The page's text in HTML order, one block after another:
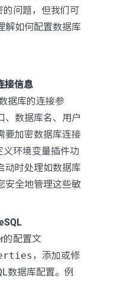
的问题，但我们可
解如何配置数据库
接信息
据库的连接参
、数据库名、用户
要加密数据库连接
义环境变量插件功
动时处理如数据库
安全地管理这些敏
的配置文
，添加或修
数据库配置。例